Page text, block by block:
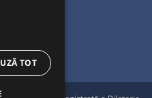
plăți cu
TOT